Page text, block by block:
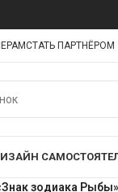
СТАТЬ ПАРТНЁРОМ
зодиака